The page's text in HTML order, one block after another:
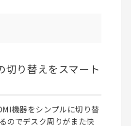
切り替えをスマート
機器をシンプルに切り替
のでデスク周りがまた快